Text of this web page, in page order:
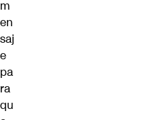
m
en
saj
e
pa
ra
qu